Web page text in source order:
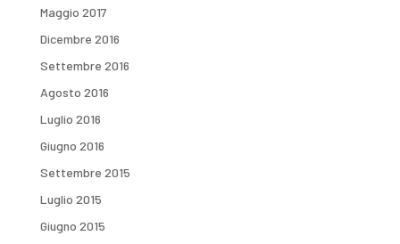
Maggio 2017
Dicembre 2016
Settembre 2016
Agosto 2016
Luglio 2016
Giugno 2016
Settembre 2015
Luglio 2015
Giugno 2015